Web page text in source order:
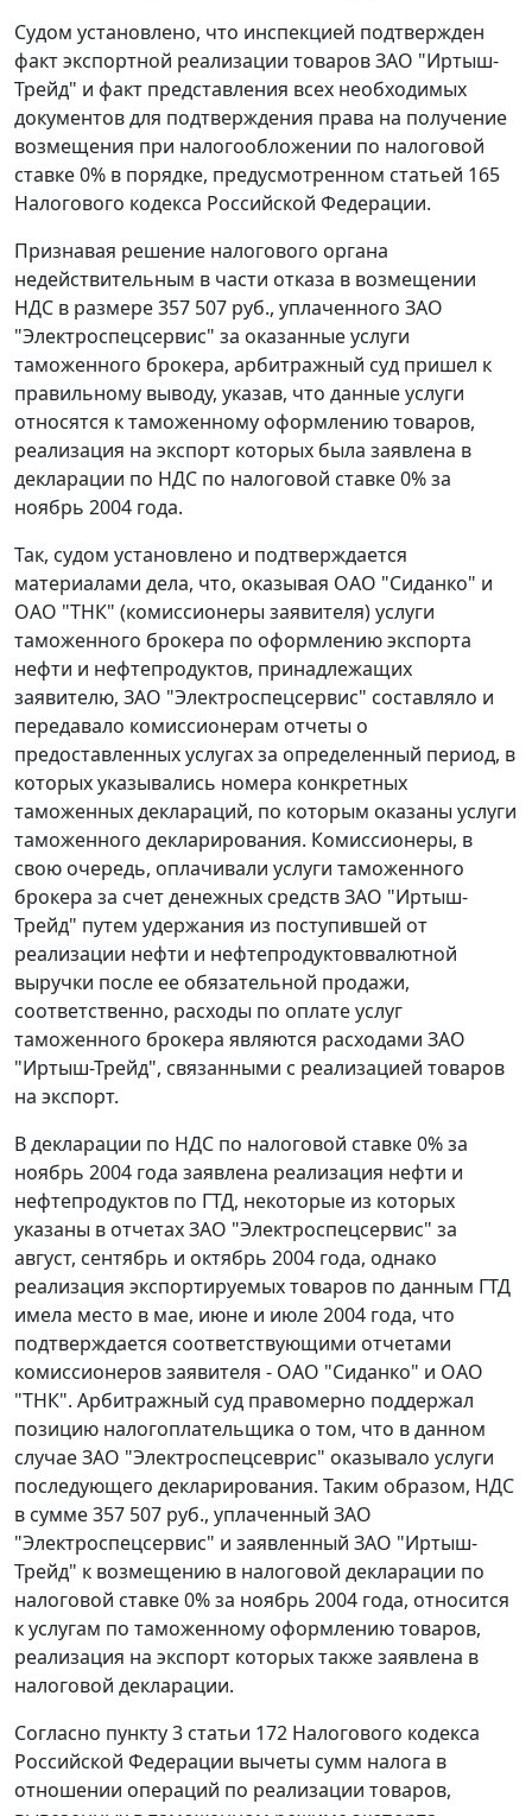
Судом установлено, что инспекцией подтвержден
факт экспортной реализации товаров ЗАО "Иртыш-
Трейд" и факт представления всех необходимых
документов для подтверждения права на получение
возмещения при налогообложении по налоговой
ставке 0% в порядке, предусмотренном статьей 165
Налогового кодекса Российской Федерации.
Признавая решение налогового органа
недействительным в части отказа в возмещении
НДС в размере 357 507 руб., уплаченного ЗАО
"Электроспецсервис" за оказанные услуги
таможенного брокера, арбитражный суд пришел к
правильному выводу, указав, что данные услуги
относятся к таможенному оформлению товаров,
реализация на экспорт которых была заявлена в
декларации по НДС по налоговой ставке 0% за
ноябрь 2004 года.
Так, судом установлено и подтверждается
материалами дела, что, оказывая ОАО "Сиданко" и
ОАО "ТНК" (комиссионеры заявителя) услуги
таможенного брокера по оформлению экспорта
нефти и нефтепродуктов, принадлежащих
заявителю, ЗАО "Электроспецсервис" составляло и
передавало комиссионерам отчеты о
предоставленных услугах за определенный период, в
которых указывались номера конкретных
таможенных деклараций, по которым оказаны услуги
таможенного декларирования. Комиссионеры, в
свою очередь, оплачивали услуги таможенного
брокера за счет денежных средств ЗАО "Иртыш-
Трейд" путем удержания из поступившей от
реализации нефти и нефтепродуктоввалютной
выручки после ее обязательной продажи,
соответственно, расходы по оплате услуг
таможенного брокера являются расходами ЗАО
"Иртыш-Трейд", связанными с реализацией товаров
на экспорт.
В декларации по НДС по налоговой ставке 0% за
ноябрь 2004 года заявлена реализация нефти и
нефтепродуктов по ГТД, некоторые из которых
указаны в отчетах ЗАО "Электроспецсервис" за
август, сентябрь и октябрь 2004 года, однако
реализация экспортируемых товаров по данным ГТД
имела место в мае, июне и июле 2004 года, что
подтверждается соответствующими отчетами
комиссионеров заявителя - ОАО "Сиданко" и ОАО
"ТНК". Арбитражный суд правомерно поддержал
позицию налогоплательщика о том, что в данном
случае ЗАО "Электроспецсеврис" оказывало услуги
последующего декларирования. Таким образом, НДС
в сумме 357 507 руб., уплаченный ЗАО
"Электроспецсервис" и заявленный ЗАО "Иртыш-
Трейд" к возмещению в налоговой декларации по
налоговой ставке 0% за ноябрь 2004 года, относится
к услугам по таможенному оформлению товаров,
реализация на экспорт которых также заявлена в
налоговой декларации.
Согласно пункту 3 статьи 172 Налогового кодекса
Российской Федерации вычеты сумм налога в
отношении операций по реализации товаров,